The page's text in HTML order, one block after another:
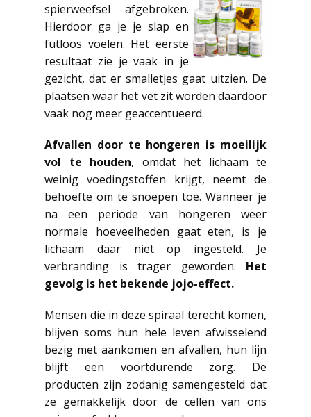
spierweefsel afgebroken.
Hierdoor ga je je slap en
futloos voelen. Het eerste
resultaat zie je vaak in je
gezicht, dat er smalletjes gaat uitzien. De
plaatsen waar het vet zit worden daardoor
vaak nog meer geaccentueerd.
Afvallen door te hongeren is moeilijk
vol te houden, omdat het lichaam te
weinig voedingstoffen krijgt, neemt de
behoefte om te snoepen toe. Wanneer je
na een periode van hongeren weer
normale hoeveelheden gaat eten, is je
lichaam daar niet op ingesteld. Je
verbranding is trager geworden. Het
gevolg is het bekende jojo-effect.
Mensen die in deze spiraal terecht komen,
blijven soms hun hele leven afwisselend
bezig met aankomen en afvallen, hun lijn
blijft een voortdurende zorg. De
producten zijn zodanig samengesteld dat
ze gemakkelijk door de cellen van ons